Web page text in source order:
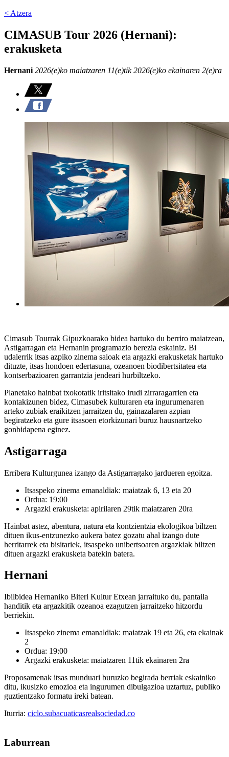
< Atzera
CIMASUB Tour 2026 (Hernani):
erakusketa
Hernani 2026(e)ko maiatzaren 11(e)tik 2026(e)ko ekainaren 2(e)ra
Cimasub Tourrak Gipuzkoarako bidea hartuko du berriro maiatzean,
Astigarragan eta Hernanin programazio berezia eskainiz. Bi
udalerrik itsas azpiko zinema saioak eta argazki erakusketak hartuko
dituzte, itsas hondoen edertasuna, ozeanoen biodibertsitatea eta
kontserbazioaren garrantzia jendeari hurbiltzeko.
Planetako hainbat txokotatik iritsitako irudi zirraragarrien eta
kontakizunen bidez, Cimasubek kulturaren eta ingurumenaren
arteko zubiak eraikitzen jarraitzen du, gainazalaren azpian
begiratzeko eta gure itsasoen etorkizunari buruz hausnartzeko
gonbidapena eginez.
Astigarraga
Erribera Kulturgunea izango da Astigarragako jardueren egoitza.
Itsaspeko zinema emanaldiak: maiatzak 6, 13 eta 20
Ordua: 19:00
Argazki erakusketa: apirilaren 29tik maiatzaren 20ra
Hainbat astez, abentura, natura eta kontzientzia ekologikoa biltzen
dituen ikus-entzunezko aukera batez gozatu ahal izango dute
herritarrek eta bisitariek, itsaspeko unibertsoaren argazkiak biltzen
dituen argazki erakusketa batekin batera.
Hernani
Ibilbidea Hernaniko Biteri Kultur Etxean jarraituko du, pantaila
handitik eta argazkitik ozeanoa ezagutzen jarraitzeko hitzordu
berriekin.
Itsaspeko zinema emanaldiak: maiatzak 19 eta 26, eta ekainak
2
Ordua: 19:00
Argazki erakusketa: maiatzaren 11tik ekainaren 2ra
Proposamenak itsas munduari buruzko begirada berriak eskainiko
ditu, ikusizko emozioa eta ingurumen dibulgazioa uztartuz, publiko
guztientzako formatu ireki batean.
Iturria: ciclo.subacuaticasrealsociedad.co
Laburrean